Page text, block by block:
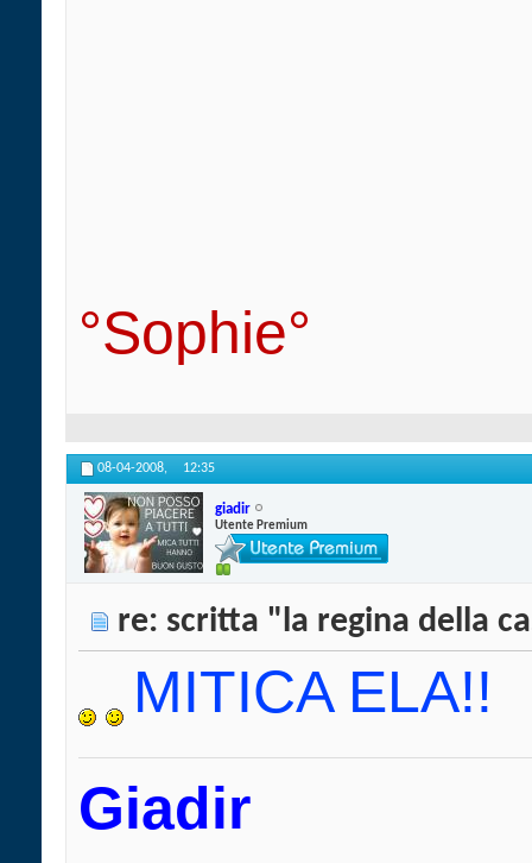
°Sophie°
08-04-2008, 12:35
giadir
Utente Premium
re: scritta "la regina della
MITICA ELA!!
Giadir